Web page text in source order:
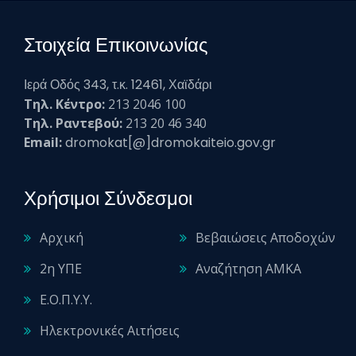
Στοιχεία Επικοινωνίας
Ιερά Οδός 343, τ.κ. 12461, Χαϊδάρι
Τηλ. Κέντρο: 213 2046 100
Τηλ. Ραντεβού: 213 20 46 340
Email:dromokat[@]dromokaiteio.gov.gr
Χρήσιμοι Σύνδεσμοι
Αρχική
2η ΥΠΕ
Ε.Ο.Π.Υ.Υ.
Ηλεκτρονικές Αιτήσεις
Βεβαιώσεις Αποδοχών
Αναζήτηση ΑΜΚΑ